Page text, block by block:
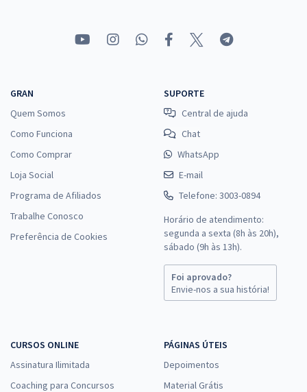
GRAN
Quem Somos
Como Funciona
Como Comprar
Loja Social
Programa de Afiliados
Trabalhe Conosco
Preferência de Cookies
SUPORTE
Central de ajuda
Chat
WhatsApp
E-mail
Telefone: 3003-0894
Horário de atendimento:
segunda a sexta (8h às 20h),
sábado (9h às 13h).
Foi aprovado?
Envie-nos a sua história!
CURSOS ONLINE
Assinatura Ilimitada
Coaching para Concursos
PÁGINAS ÚTEIS
Depoimentos
Material Grátis